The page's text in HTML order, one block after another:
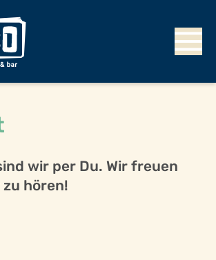
wir per Du. Wir freuen
hören!